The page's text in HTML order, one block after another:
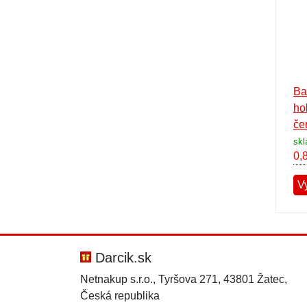
Darcik.sk
Netnakup s.r.o., Tyršova 271, 43801 Žatec,
Česká republika